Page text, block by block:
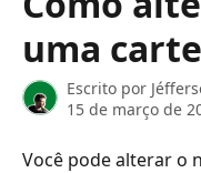
uma
Escrito por
15 de março de
Você pode alterar o